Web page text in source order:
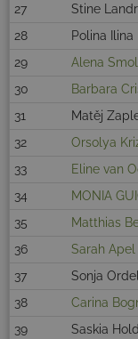
27
Stine
28
Polina Ilina
29
Alena
30
Barbara
31
Matěj
32
Orsolya
33
Eline van
34
MONIA
35
Matthias
36
Sarah Apel
37
Sonja
38
Carina
39
Saskia